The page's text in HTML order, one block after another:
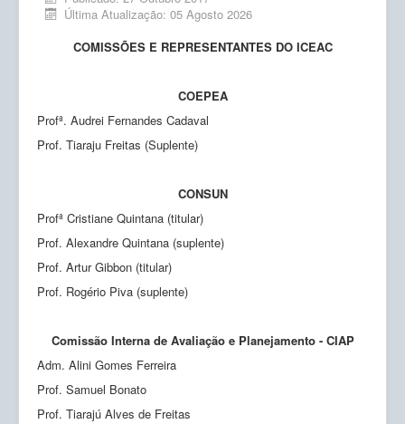
Ensino
Pesquisa
Empresas Júnior
Planos de Ação
Atos Normativos
Última Atualização: 05 Agosto 2026
COMISSÕES E REPRESENTANTES DO ICEAC
COEPEA
Profª. Audrei Fernandes Cadaval
Prof. Tiaraju Freitas (Suplente)
CONSUN
Profª Cristiane Quintana (titular)
Prof. Alexandre Quintana (suplente)
Prof. Artur Gibbon (titular)
Prof. Rogério Piva (suplente)
Comissão Interna de Avaliação e Planejamento - CIAP
Adm. Alini Gomes Ferreira
Prof. Samuel Bonato
Prof. Tiarajú Alves de Freitas